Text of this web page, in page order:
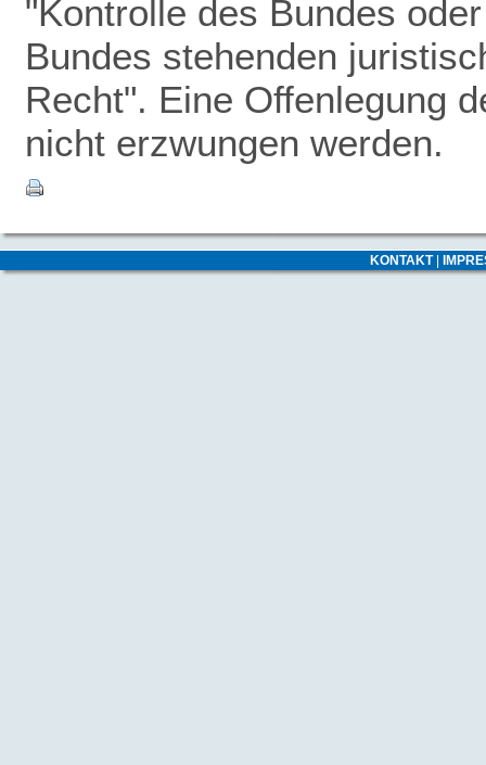
"Kontrolle des Bundes
Bundes stehenden
Recht". Eine Offenlegung
nicht erzwungen werden.
KONTAKT|